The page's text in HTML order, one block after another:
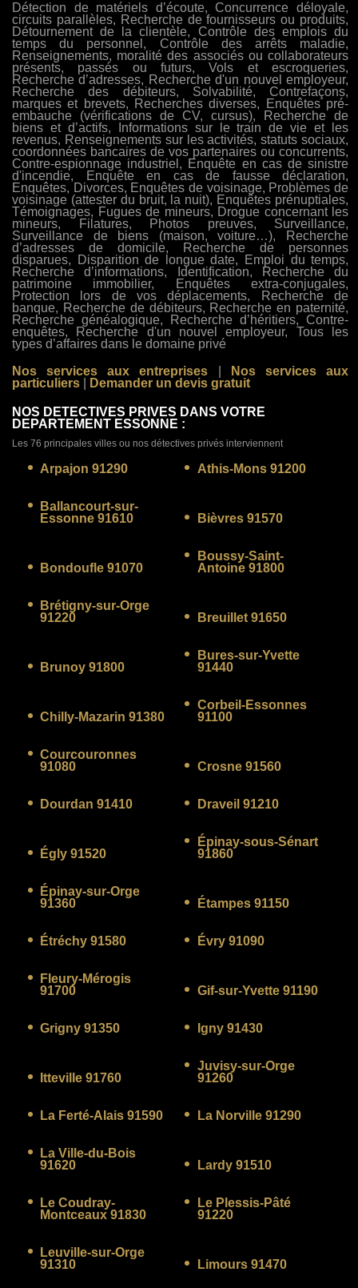
Détection de matériels d’écoute, Concurrence déloyale,
circuits parallèles, Recherche de fournisseurs ou produits,
Détournement de la clientèle, Contrôle des emplois du
temps du personnel, Contrôle des arrêts maladie,
Renseignements, moralité des associés ou collaborateurs
présents, passés ou futurs, Vols et escroqueries,
Recherche d’adresses, Recherche d'un nouvel employeur,
Recherche des débiteurs, Solvabilité, Contrefaçons,
marques et brevets, Recherches diverses, Enquêtes pré-
embauche (vérifications de CV, cursus), Recherche de
biens et d’actifs, Informations sur le train de vie et les
revenus, Renseignements sur les activités, statuts sociaux,
coordonnées bancaires de vos partenaires ou concurrents,
Contre-espionnage industriel, Enquête en cas de sinistre
d'incendie, Enquête en cas de fausse déclaration,
Enquêtes, Divorces, Enquêtes de voisinage, Problèmes de
voisinage (attester du bruit, la nuit), Enquêtes prénuptiales,
Témoignages, Fugues de mineurs, Drogue concernant les
mineurs, Filatures, Photos preuves, Surveillance,
Surveillance de biens (maison, voiture…), Recherche
d’adresses de domicile, Recherche de personnes
disparues, Disparition de longue date, Emploi du temps,
Recherche d’informations, Identification, Recherche du
patrimoine immobilier, Enquêtes extra-conjugales,
Protection lors de vos déplacements, Recherche de
banque, Recherche de débiteurs, Recherche en paternité,
Recherche généalogique, Recherche d’héritiers, Contre-
enquêtes, Recherche d'un nouvel employeur, Tous les
types d’affaires dans le domaine privé
Nos services aux entreprises
Nos services aux
particuliers
Demander un devis gratuit
NOS DETECTIVES PRIVES DANS VOTRE
DEPARTEMENT ESSONNE :
Les 76 principales villes ou nos détectives privés interviennent
Arpajon 91290 Athis-Mons 91200
Ballancourt-sur-
Essonne 91610
Bièvres 91570
Bondoufle 91070
Boussy-Saint-
Antoine 91800
Brétigny-sur-Orge
91220
Breuillet 91650
Brunoy 91800
Bures-sur-Yvette
91440
Chilly-Mazarin 91380
Corbeil-Essonnes
91100
Courcouronnes
91080
Crosne 91560
Dourdan 91410 Draveil 91210
Égly 91520
Épinay-sous-Sénart
91860
Épinay-sur-Orge
91360
Étampes 91150
Étréchy 91580 Évry 91090
Fleury-Mérogis
91700
Gif-sur-Yvette 91190
Grigny 91350 Igny 91430
Itteville 91760
Juvisy-sur-Orge
91260
La Ferté-Alais 91590 La Norville 91290
La Ville-du-Bois
91620
Lardy 91510
Le Coudray-
Montceaux 91830
Le Plessis-Pâté
91220
Leuville-sur-Orge
91310
Limours 91470